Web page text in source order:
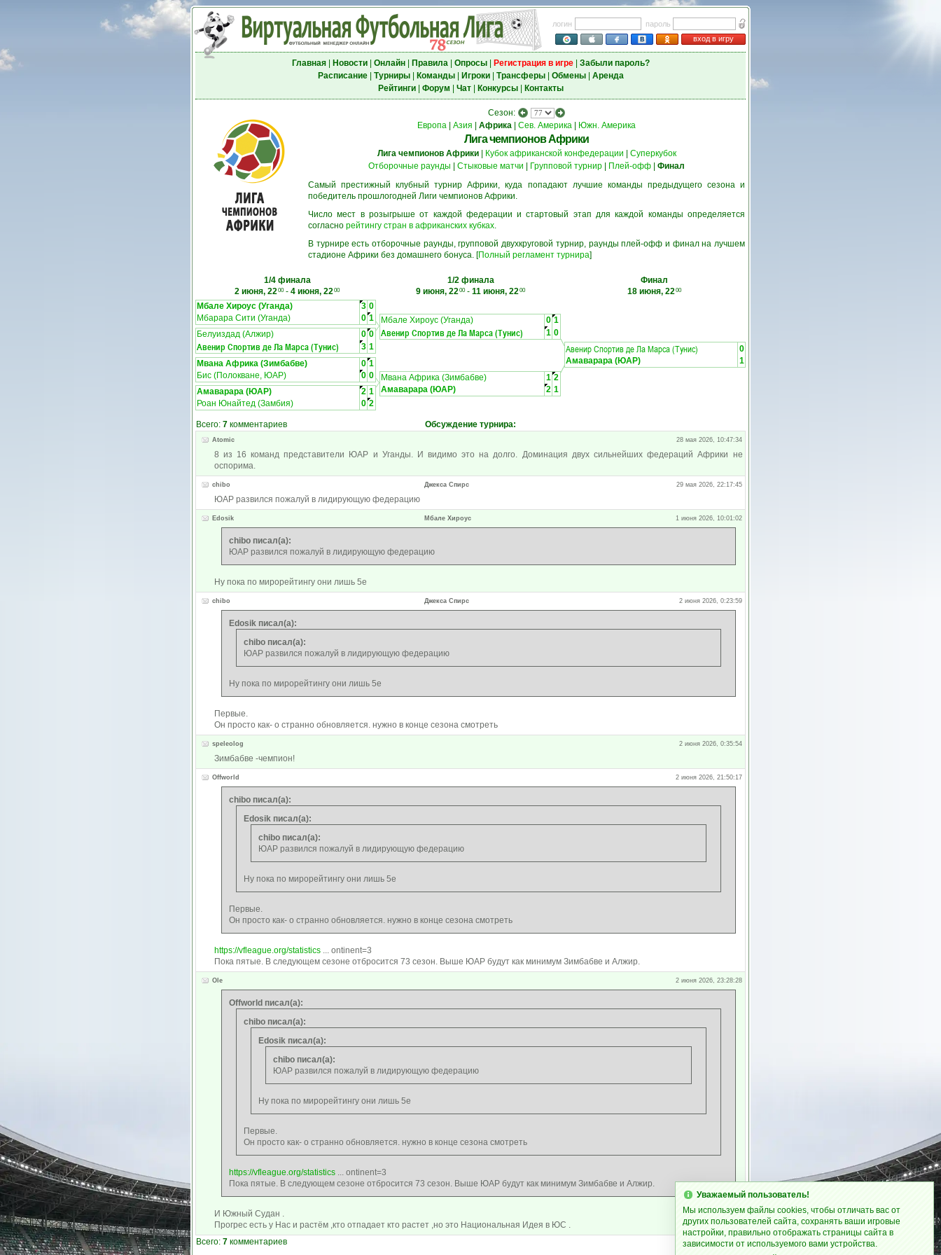
логин
пароль
вход в игру
Главная| Новости| Онлайн| Правила| Опросы| Регистрация в игре| Забыли пароль?
Расписание| Турниры| Команды| Игроки| Трансферы| Обмены| Аренда
Рейтинги| Форум Чат| Конкурсы| Контакты
Сезон:
Европа
Азия Африка Сев. Америка Южн. Америка
Лига чемпионов Африки
Лига чемпионов Африки| Кубок африканской конфедерации
Суперкубок
Отборочные раунды
Стыковые матчи Групповой турнир Плей-офф
Финал
Самый престижный клубный турнир Африки, куда попадают лучшие команды предыдущего сезона и
победитель прошлогодней Лиги чемпионов Африки.
Число мест в розыгрыше от каждой федерации и стартовый этап для каждой команды определяется
согласно рейтингу стран в африканских кубках.
В турнире есть отборочные раунды, групповой двухкруговой турнир, раунды плей-офф и финал на лучшем
стадионе Африки без домашнего бонуса. [Полный регламент турнира]
1/4 финала
2 июня, 2200- 4 июня, 2200
1/2 финала
9 июня, 2200- 11 июня, 2200
Финал
18 июня, 2200
Мбале Хироус (Уганда) 3 0
Мбарара Сити (Уганда)
0 1
Белуиздад (Алжир)
0 0
Авенир Спортив де Ла Марса (Тунис) 3 1
Мбале Хироус (Уганда) 0 1
Авенир Спортив де Ла Марса (Тунис) 1 0
Авенир Спортив де Ла Марса (Тунис)
0
Амаварара (ЮАР)
1
Мвана Африка (Зимбабве) 0 1
Бис (Полокване, ЮАР)
0 0
Амаварара (ЮАР)
2 1
Роан Юнайтед (Замбия)
0 2
Мвана Африка (Зимбабве) 1 2
Амаварара (ЮАР)
2 1
Всего: 7 комментариев Обсуждение турнира:
Atomic 28 мая 2026, 10:47:34
8 из 16 команд представители ЮАР и Уганды. И видимо это на долго. Доминация двух сильнейших федераций Африки не
оспорима.
chibo Джекса Спирс 29 мая 2026, 22:17:45
ЮАР развился пожалуй в лидирующую федерацию
Edosik Мбале Хироус 1 июня 2026, 10:01:02
chibo писал(а):
ЮАР развился пожалуй в лидирующую федерацию
Ну пока по мирорейтингу они лишь 5е
chibo Джекса Спирс 2 июня 2026, 0:23:59
Edosik писал(а):
chibo писал(а):
ЮАР развился пожалуй в лидирующую федерацию
Ну пока по мирорейтингу они лишь 5е
Первые.
Он просто как- о странно обновляется. нужно в конце сезона смотреть
speleolog 2 июня 2026, 0:35:54
Зимбабве -чемпион!
Offworld 2 июня 2026, 21:50:17
chibo писал(а):
Edosik писал(а):
chibo писал(а):
ЮАР развился пожалуй в лидирующую федерацию
Ну пока по мирорейтингу они лишь 5е
Первые.
Он просто как- о странно обновляется. нужно в конце сезона смотреть
https://vfleague.org/statistics... ontinent=3
Пока пятые. В следующем сезоне отбросится 73 сезон. Выше ЮАР будут как минимум Зимбабве и Алжир.
Ole 2 июня 2026, 23:28:28
Offworld писал(а):
chibo писал(а):
Edosik писал(а):
chibo писал(а):
ЮАР развился пожалуй в лидирующую федерацию
Ну пока по мирорейтингу они лишь 5е
Первые.
Он просто как- о странно обновляется. нужно в конце сезона смотреть
https://vfleague.org/statistics... ontinent=3
Пока пятые. В следующем сезоне отбросится 73 сезон. Выше ЮАР будут как минимум Зимбабве и Алжир.
И Южный Судан .
Прогрес есть у Нас и растём ,кто отпадает кто растет ,но это Национальная Идея в ЮС .
Всего: 7 комментариев
Уважаемый пользователь!
Мы используем файлы cookies, чтобы отличать вас от
других пользователей сайта, сохранять ваши игровые
настройки, правильно отображать страницы сайта в
зависимости от используемого вами устройства.